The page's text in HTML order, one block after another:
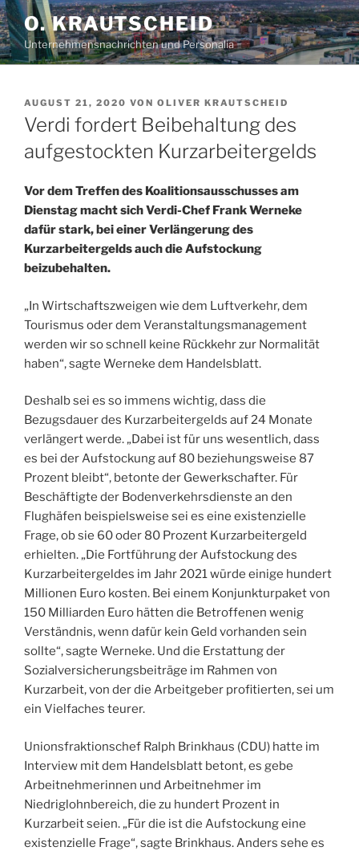
Zum
Inhalt
springen
O. KRAUTSCHEID
Unternehmensnachrichten und Personalia
VERÖFFENTLICHT
AM
AUGUST 21, 2020 VON OLIVER KRAUTSCHEID
Verdi fordert Beibehaltung des
aufgestockten Kurzarbeitergelds
Vor dem Treffen des Koalitionsausschusses am
Dienstag macht sich Verdi-Chef Frank Werneke
dafür stark, bei einer Verlängerung des
Kurzarbeitergelds auch die Aufstockung
beizubehalten.
„In Wirtschaftszweigen wie dem Luftverkehr, dem
Tourismus oder dem Veranstaltungsmanagement
werden wir so schnell keine Rückkehr zur Normalität
haben“, sagte Werneke dem Handelsblatt.
Deshalb sei es so immens wichtig, dass die
Bezugsdauer des Kurzarbeitergelds auf 24 Monate
verlängert werde. „Dabei ist für uns wesentlich, dass
es bei der Aufstockung auf 80 beziehungsweise 87
Prozent bleibt“, betonte der Gewerkschafter. Für
Beschäftigte der Bodenverkehrsdienste an den
Flughäfen beispielsweise sei es eine existenzielle
Frage, ob sie 60 oder 80 Prozent Kurzarbeitergeld
erhielten. „Die Fortführung der Aufstockung des
Kurzarbeitergeldes im Jahr 2021 würde einige hundert
Millionen Euro kosten. Bei einem Konjunkturpaket von
150 Milliarden Euro hätten die Betroffenen wenig
Verständnis, wenn dafür kein Geld vorhanden sein
sollte“, sagte Werneke. Und die Erstattung der
Sozialversicherungsbeiträge im Rahmen von
Kurzarbeit, von der die Arbeitgeber profitierten, sei um
ein Vielfaches teurer.
Unionsfraktionschef Ralph Brinkhaus (CDU) hatte im
Interview mit dem Handelsblatt betont, es gebe
Arbeitnehmerinnen und Arbeitnehmer im
Niedriglohnbereich, die zu hundert Prozent in
Kurzarbeit seien. „Für die ist die Aufstockung eine
existenzielle Frage“, sagte Brinkhaus. Anders sehe es